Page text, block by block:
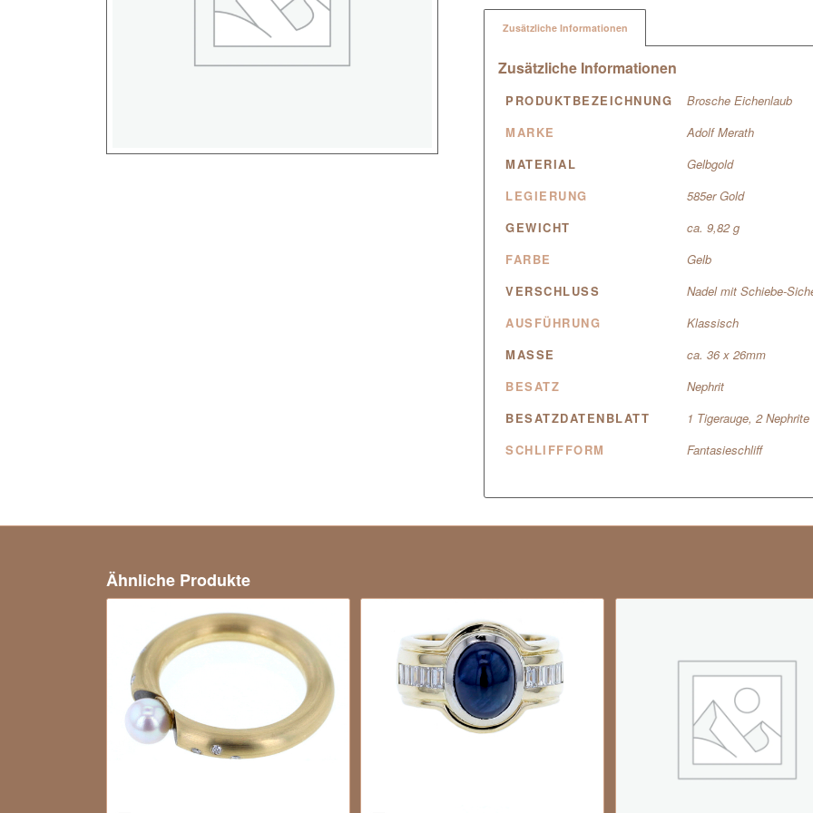
Zusätzliche Informationen
Zusätzliche Informationen
PRODUKTBEZEICHNUNG
Brosche Eichenlaub
MARKE
Adolf Merath
MATERIAL
Gelbgold
LEGIERUNG
585er Gold
GEWICHT
ca. 9,82 g
FARBE
Gelb
VERSCHLUSS
Nadel mit Schiebe-
AUSFÜHRUNG
Klassisch
MASSE
ca. 36 x 26mm
BESATZ
Nephrit
BESATZDATENBLATT
1 Tigerauge, 2 Nephrite
SCHLIFFFORM
Fantasieschliff
Ähnliche Produkte